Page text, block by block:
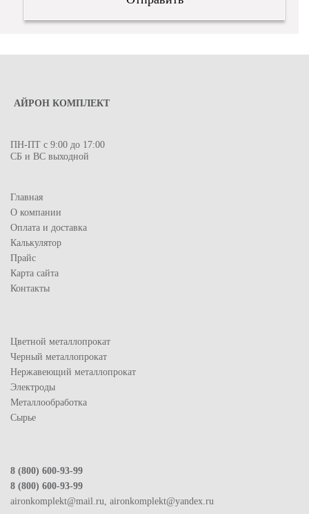
АЙРОН КОМПЛЕКТ
ПН-ПТ с 9:00 до 17:00
СБ и ВС выходной
Главная
О компании
Оплата и доставка
Калькулятор
Прайс
Карта сайта
Контакты
Цветной металлопрокат
Черный металлопрокат
Нержавеющий металлопрокат
Электроды
Металлообработка
Сырье
8 (800) 600-93-99
8 (800) 600-93-99
aironkomplekt@mail.ru, aironkomplekt@yandex.ru